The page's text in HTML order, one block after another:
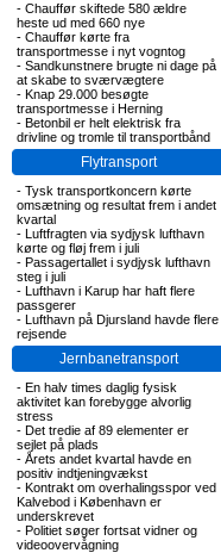
- Chauffør skiftede 580 ældre
heste ud med 660 nye
- Chauffør kørte fra
transportmesse i nyt vogntog
- Sandkunstnere brugte ni dage på
at skabe to sværvægtere
- Knap 29.000 besøgte
transportmesse i Herning
- Betonbil er helt elektrisk fra
drivline og tromle til transportbånd
Flytransport
- Tysk transportkoncern kørte
omsætning og resultat frem i andet
kvartal
- Luftfragten via sydjysk lufthavn
kørte og fløj frem i juli
- Passagertallet i sydjysk lufthavn
steg i juli
- Lufthavn i Karup har haft flere
passgerer
- Lufthavn på Djursland havde flere
rejsende
Jernbanetransport
- En halv times daglig fysisk
aktivitet kan forebygge alvorlig
stress
- Det tredie af 89 elementer er
sejlet på plads
- Årets andet kvartal havde en
positiv indtjeningvækst
- Kontrakt om overhalingsspor ved
Kalvebod i København er
underskrevet
- Politiet søger fortsat vidner og
videoovervågning